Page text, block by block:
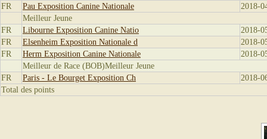
FR
Pau Exposition Canine Nationale
2018-
Meilleur Jeune
FR
Libourne Exposition Canine Natio
2018-
FR
Elsenheim Exposition Nationale d
2018-
FR
Herm Exposition Canine Nationale
2018-
Meilleur de Race (BOB)Meilleur Jeune
FR
Paris - Le Bourget Exposition Ch
2018-
Total des points